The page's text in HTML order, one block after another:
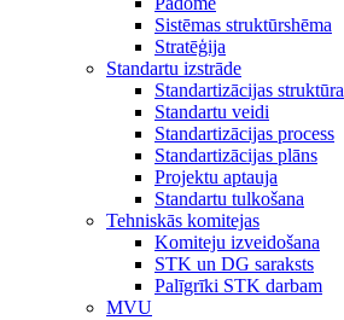
Sistēmas struktūrshēma
Stratēģija
Standartu izstrāde
Standartizācijas struktūra
Standartu veidi
Standartizācijas process
Standartizācijas plāns
Projektu aptauja
Standartu tulkošana
Tehniskās komitejas
Komiteju izveidošana
STK un DG saraksts
Palīgrīki STK darbam
MVU